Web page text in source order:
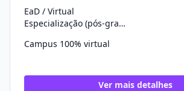
EaD / Virtual
Especialização (pós-graduação)
Campus 100% virtual
Ver mais detalhes